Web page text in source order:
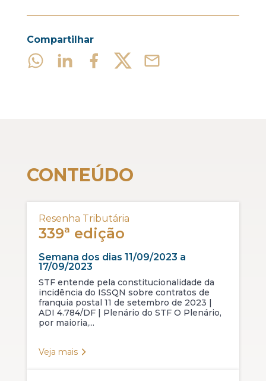
Compartilhar
CONTEÚDO
Resenha Tributária
339ª edição
Semana dos dias 11/09/2023 a
17/09/2023
STF entende pela constitucionalidade da
incidência do ISSQN sobre contratos de
franquia postal 11 de setembro de 2023 |
ADI 4.784/DF | Plenário do STF O Plenário,
por maioria,...
Veja mais